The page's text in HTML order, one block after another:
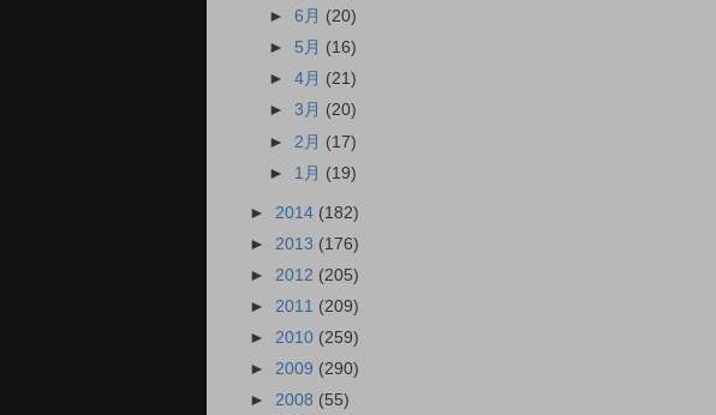
►6月 (20)
► 5月 (16)
►4月 (21)
►3月 (20)
► 2月 (17)
► 1月 (19)
► 2014 (182)
► 2013 (176)
► 2012 (205)
► 2011 (209)
► 2010 (259)
► 2009 (290)
► 2008 (55)